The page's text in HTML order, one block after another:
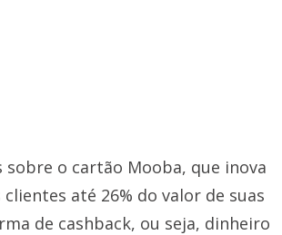
sobre o cartão Mooba, que inova
até 26% do valor de suas
de cashback, ou seja, dinheiro